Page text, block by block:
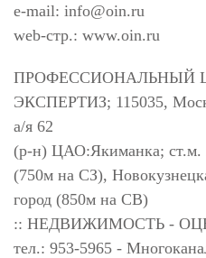
e-mail: info@oin.ru
web-стр.: www.oin.ru
ПРОФЕССИОНАЛЬНЫЙ
ЭКСПЕРТИЗ; 115035,
а/я 62
(р-н) ЦАО:Якиманка; ст.м.
(750м на СЗ),
город (850м на СВ)
:: НЕДВИЖИМОСТЬ -
тел.: 953-5965 -